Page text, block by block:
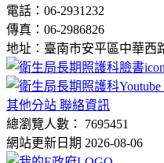
電話：06-2931232
傳真：06-2986826
地址：臺南市安平區中華西
其他分站 聯絡資訊
總瀏覽人數： 7695451
網站更新日期 2026-08-06